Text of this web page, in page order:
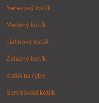
Nerezový kotlík
Medený kotlík
Liatinový kotlík
Železný kotlík
Kotlík na ryby
Servírovací kotlík